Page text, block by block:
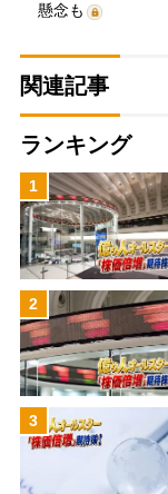
懸念も
関連記事
ランキング
1
2
3